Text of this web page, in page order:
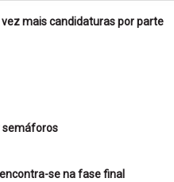
vez mais candidaturas por parte
semáforos
se na fase final